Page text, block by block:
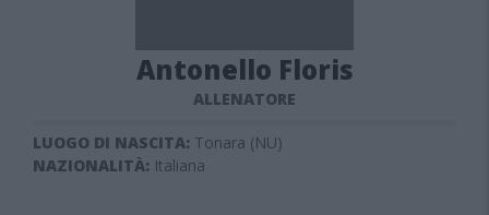
Antonello Floris
ALLENATORE
LUOGO DI NASCITA: Tonara (NU)
NAZIONALITÀ: Italiana